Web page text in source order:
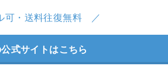
可・送料往復無料
公式サイトはこちら